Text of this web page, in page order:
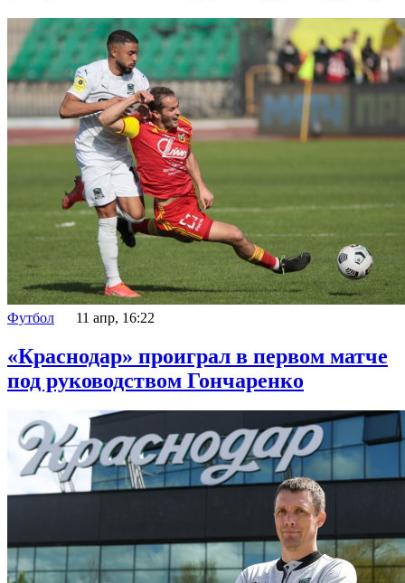
Футбол 11 апр, 16:22
«Краснодар» проиграл в первом матче
под руководством Гончаренко